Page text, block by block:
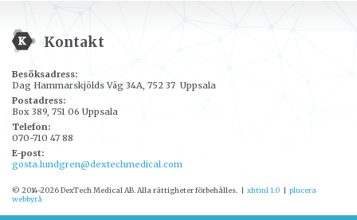
Kontakt
Besöksadress:
Dag Hammarskjölds Väg 34A, 752 37 Uppsala
Postadress:
Box 389, 751 06 Uppsala
Telefon:
070-710 47 88
E-post:
gosta.lundgren@dextechmedical.com
© 2014-2026 DexTech Medical AB. Alla rättigheter förbehålles. | xhtml 1.0 | plucera
webbyrå